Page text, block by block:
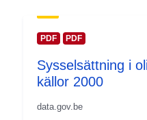
PDF PDF
Sysselsättning i
källor 2000
data.gov.be